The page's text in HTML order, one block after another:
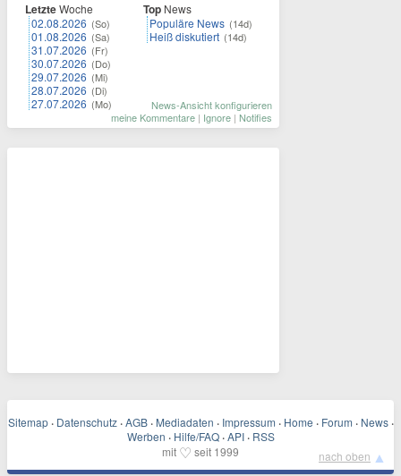
LetzteWoche
02.08.2026 (So)
01.08.2026 (Sa)
31.07.2026 (Fr)
30.07.2026 (Do)
29.07.2026 (Mi)
28.07.2026 (Di)
27.07.2026 (Mo)
Top News
Populäre News (14d)
Heiß diskutiert (14d)
News-Ansicht konfigurieren
meine Kommentare | Ignore | Notifies
Sitemap · Datenschutz · AGB · Mediadaten · Impressum · Home · Forum · News ·
Werben · Hilfe/FAQ · API · RSS
mit ♡ seit 1999 nach oben ▲